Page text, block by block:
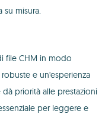
misura.
file CHM in modo
e un'esperienza
priorità alle prestazioni
per leggere e